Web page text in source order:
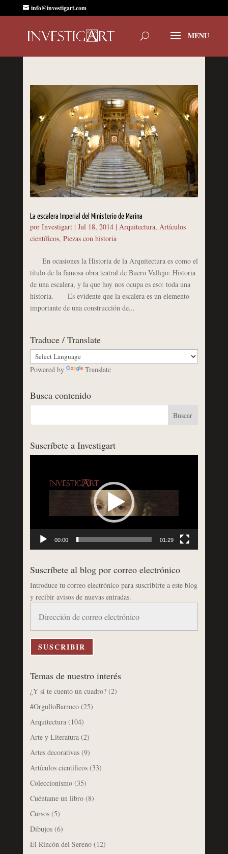
info@investigart.com
La escalera Imperial del Ministerio de Marina
por Investigart| Jul 18, 2014| Arquitectura, Artículos
científicos, Piezas con historia
En ocasiones la Historia de la Arquitectura es como el
título de la famosa obra teatral de Buero Vallejo: Historia
de una escalera, y la que hoy nos ocupa es eso: toda una
historia. Es evidente que la escalera es un elemento
importante de una construcción de...
Traduce / Translate
Powered by Translate
Busca contenido
Suscríbete a Investigart
00:00 01:29
Suscríbete al blog por correo electrónico
Introduce tu correo electrónico para suscribirte a este blog
y recibir avisos de nuevas entradas.
correo
electrónico
SUSCRIBIR
Temas de nuestro interés
¿Y si te cuento un cuadro?(2)
#OrgulloBarroco(25)
Arquitectura(104)
Arte y Literatura(2)
Artes decorativas(9)
Artículos científicos(33)
Coleccionismo(35)
Cuéntame un libro(8)
Cursos(5)
Dibujos(6)
El Rincón del Sereno(12)